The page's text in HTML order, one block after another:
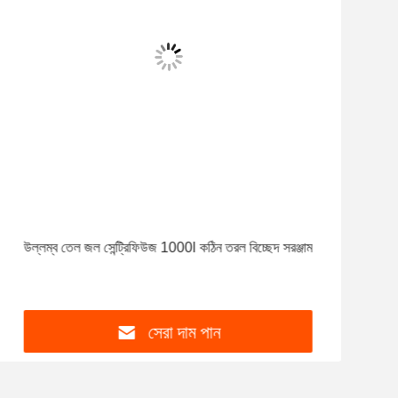
উল্লম্ব তেল জল সেন্ট্রিফিউজ 1000l কঠিন তরল বিচ্ছেদ সরঞ্জাম
সেরা দাম পান